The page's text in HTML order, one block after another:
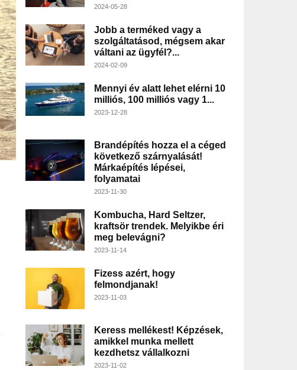
2024-05-28
Jobb a terméked vagy a
szolgáltatásod, mégsem akar
váltani az ügyfél?...
2024-02-09
Mennyi év alatt lehet elérni 10
milliós, 100 milliós vagy 1...
2023-12-28
Brandépítés hozza el a céged
következő szárnyalását!
Márkaépítés lépései,
folyamatai
2023-11-30
Kombucha, Hard Seltzer,
kraftsör trendek. Melyikbe éri
meg belevágni?
2023-11-14
Fizess azért, hogy
felmondjanak!
2023-11-03
Keress mellékest! Képzések,
amikkel munka mellett
kezdhetsz vállalkozni
2023-11-02